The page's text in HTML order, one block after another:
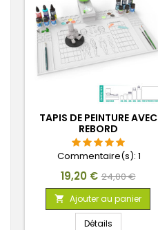
TAPIS DE PEINTURE AVEC
REBORD
Commentaire(s): 1
Prix
19,20 € Prix
de
base
24,00 €
 Ajouter au panier
Détails